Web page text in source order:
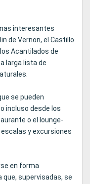
interesantes
de Vernon, el Castillo
Acantilados de
larga lista de
se pueden
incluso desde los
o el lounge-
y excursiones
en forma
supervisadas, se